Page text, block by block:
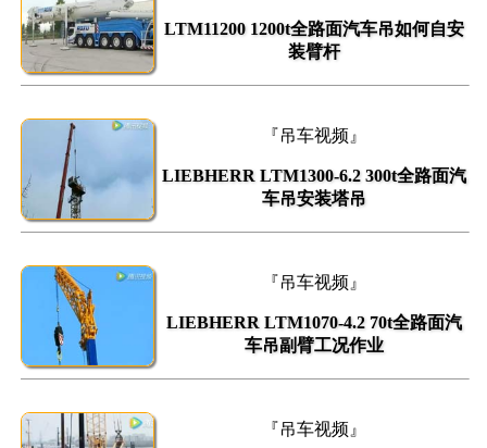
LTM11200 1200t全路面汽车吊如何自安
装臂杆
『吊车视频』
LIEBHERR LTM1300-6.2 300t全路面汽
车吊安装塔吊
『吊车视频』
LIEBHERR LTM1070-4.2 70t全路面汽
车吊副臂工况作业
『吊车视频』